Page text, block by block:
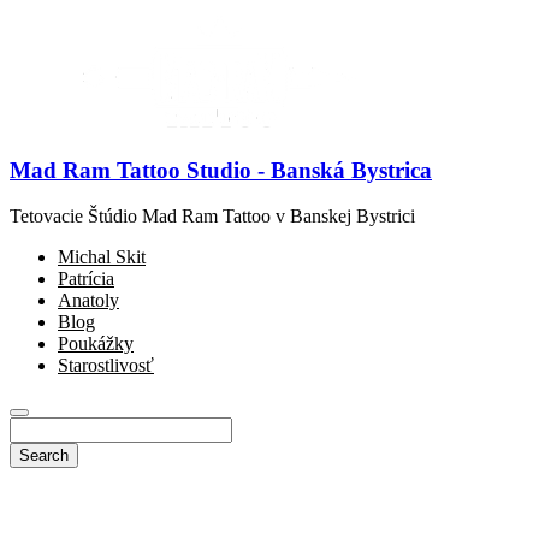
Mad Ram Tattoo Studio - Banská Bystrica
Tetovacie Štúdio Mad Ram Tattoo v Banskej Bystrici
Michal Skit
Patrícia
Anatoly
Blog
Poukážky
Starostlivosť